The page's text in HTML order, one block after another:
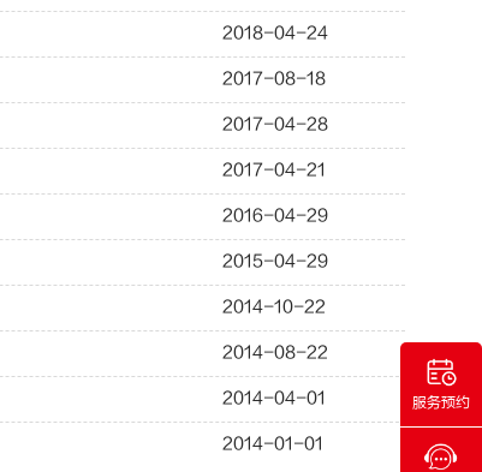
2018-04-24
2017-08-18
2017-04-28
2017-04-21
2016-04-29
2015-04-29
2014-10-22
2014-08-22
2014-04-01
2014-01-01
服务预约